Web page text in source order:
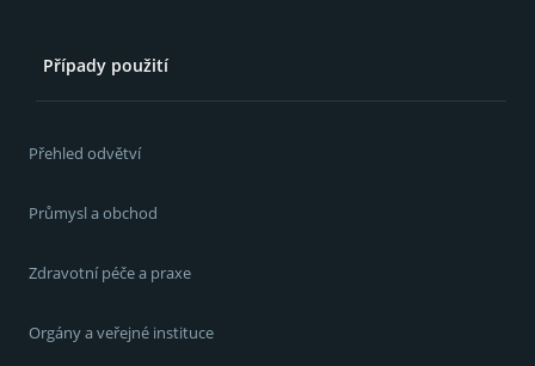
Případy použití
Přehled odvětví
Průmysl a obchod
Zdravotní péče a praxe
Orgány a veřejné instituce